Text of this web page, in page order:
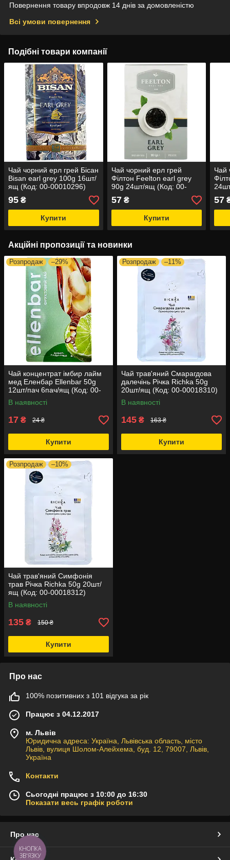
Повернення товару впродовж 14 днів за домовленістю
Всі умови повернення
Подібні товари компанії
Чай чорний ерл грей Бісан
Bisan earl grey 100g 16шт/
ящ (Код: 00-00010296)
95 ₴
Купити
Чай чорний ерл грей
Філтон Feelton earl grey
90g 24шт/ящ (Код: 00-
00012817)
57₴
Купити
Чай
57
Акційні пропозиції та новинки
Розпродаж –29%
Чай концентрат імбир лайм
мед Еленбар Ellenbar 50g
12шт/пач 6пач/ящ (Код: 00-
00020971)
В наявності
17 ₴ 24 ₴
Купити
Розпродаж –11%
Чай трав'яний Смарагдова
далечінь Річка Richka 50g
20шт/ящ (Код: 00-00018310)
В наявності
145 ₴ 163 ₴
Купити
Розпродаж –10%
Чай трав'яний Симфонія
трав Річка Richka 50g 20шт/
ящ (Код: 00-00018312)
В наявності
135 ₴ 150 ₴
Купити
Про нас
100% позитивних з 101 відгука за рік
Працює з 04.12.2017
м. Львів
Юридична адреса: Україна, Львівська область, місто
Львів, вулиця Шолом-Алейхема, буд. 12, 79007, Львів,
Україна
Контакти
Сьогодні працює з 10:00 до 16:30
Показати весь графік роботи
Про нас
КНОПКА
ЗВ'ЯЗКУ